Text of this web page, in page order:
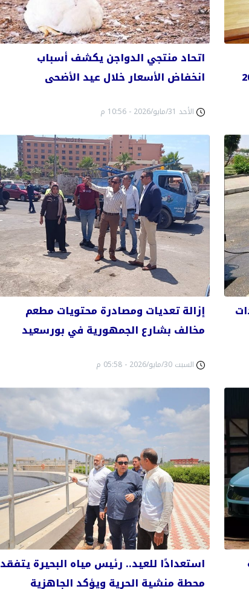
اتحاد منتجي الدواجن يكشف أسباب
انخفاض الأسعار خلال عيد الأضحى
الأحد 31/مايو/2026 - 10:56 م
إزالة تعديات ومصادرة محتويات مطعم
مخالف بشارع الجمهورية في بورسعيد
السبت 30/مايو/2026 - 05:58 م
استعدادًا للعيد.. رئيس مياه البحيرة يتفقد
محطة منشية الحرية ويؤكد الجاهزية